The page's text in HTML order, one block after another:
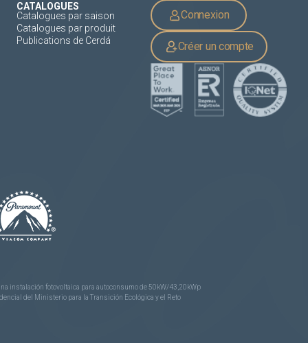
CATALOGUES
Catalogues par saison
Catalogues par produit
Publications de Cerdá
Connexion
Créer un compte
instalación fotovoltaica para autoconsumo de 50kW/43,20kWp
del Ministerio para la Transición Ecológica y el Reto